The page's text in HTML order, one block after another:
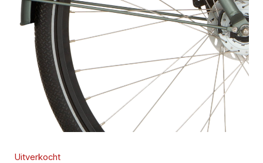
Uitverkocht